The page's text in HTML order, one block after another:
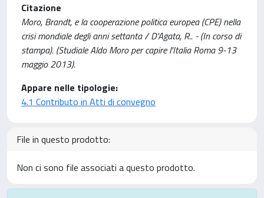
Citazione
Moro, Brandt, e la cooperazione politica europea (CPE) nella
crisi mondiale degli anni settanta / D'Agata, R.. - (In corso di
stampa). (Studiale Aldo Moro per capire l'Italia Roma 9-13
maggio 2013).
Appare nelle tipologie:
4.1 Contributo in Atti di convegno
File in questo prodotto:
Non ci sono file associati a questo prodotto.